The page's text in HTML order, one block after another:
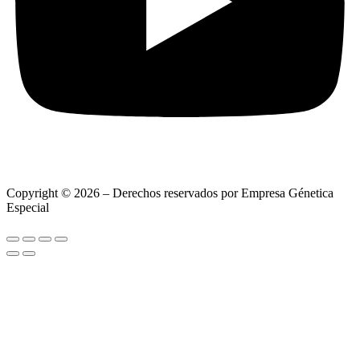
Copyright © 2026 – Derechos reservados por Empresa Génetica
Especial